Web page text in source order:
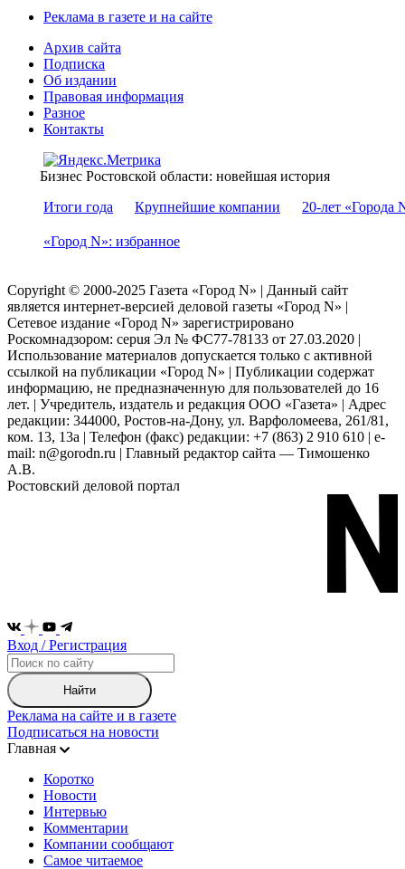
Реклама в газете и на сайте
Архив сайта
Подписка
Об издании
Правовая информация
Разное
Контакты
Бизнес Ростовской области: новейшая история
Итоги года
Крупнейшие компании 20-лет «Города
«Город N»: избранное
Copyright © 2000-2025 Газета «Город N» | Данный сайт
является интернет-версией деловой газеты «Город N» |
Сетевое издание «Город N» зарегистрировано
Роскомнадзором: серuя Эл № ФС77-78133 от 27.03.2020 |
Использование материалов допускается только с активной
ссылкой на публикации «Город N» | Публикации содержат
информацию, не предназначенную для пользователей до 16
лет. | Учредитель, издатель и редакция ООО «Газета» | Адрес
редакции: 344000, Ростов-на-Дону, ул. Варфоломеева, 261/81,
ком. 13, 13а | Телефон (факс) редакции: +7 (863) 2 910 610 | e-
mail: n@gorodn.ru | Главный редактор сайта — Тимошенко
А.В.
Ростовский деловой портал
Вход / Регистрация
Найти
Реклама на сайте и в газете
Подписаться на новости
Главная
Коротко
Новости
Интервью
Комментарии
Компании сообщают
Самое читаемое